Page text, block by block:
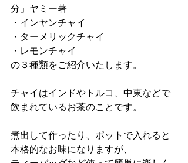
分」ヤミー著
・インヤンチャイ
・ターメリックチャイ
・レモンチャイ
の３種類をご紹介いたします。
チャイはインドやトルコ、中東などで
飲まれているお茶のことです。
煮出して作ったり、ポットで入れると
本格的なお味になりますが、